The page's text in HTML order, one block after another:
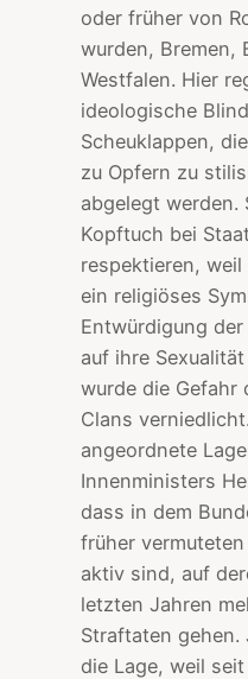
oder früher von
wurden, Bremen,
Westfalen. Hier
ideologische
Scheuklappen,
zu Opfern zu
abgelegt werden.
Kopftuch bei
respektieren,
ein religiöses
Entwürdigung
auf ihre
wurde die Gefahr
Clans
angeordnete
Innenministers
dass in dem
früher
aktiv sind, auf
letzten Jahren
Straftaten
die Lage, weil